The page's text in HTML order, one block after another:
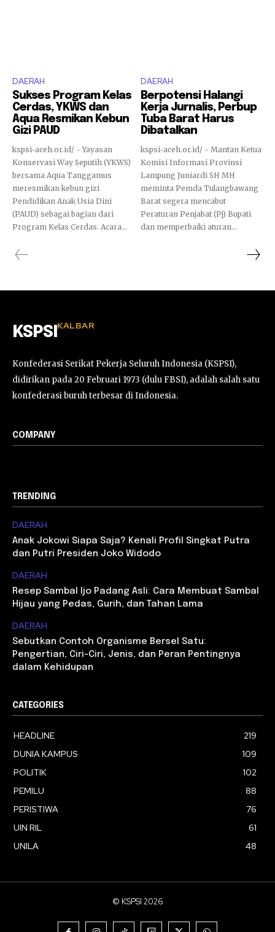
DAERAH
Sukses Program Kelas
Cerdas, YKWS dan
Aqua Resmikan Kebun
Gizi PAUD
kspsi-aceh.or.id/ - Yayasan
Konservasi Way Seputih (YKWS)
bersama Aqua Tanggamus
meresmikan kebun gizi
Pendidikan Anak Usia Dini
(PAUD) sebagai bagian dari
Program Kelas Cerdas. Acara...
DAERAH
Berpotensi Halangi
Kerja Jurnalis, Perbup
Tuba Barat Harus
Dibatalkan
kspsi-aceh.or.id/ - Mantan Ketua
Komisi Informasi Provinsi
Lampung Juniardi SH MH
meminta Pemda Tulangbawang
Barat segera mencabut
Peraturan Penjabat (Pj) Bupati
dan memperbaiki aturan...
KSPSI KALBAR
Konfederasi Serikat Pekerja Seluruh Indonesia (KSPSI),
didirikan pada 20 Februari 1973 (dulu FBSI), adalah salah satu
konfederasi buruh terbesar di Indonesia.
COMPANY
TRENDING
DAERAH
Anak Jokowi Siapa Saja? Kenali Profil Singkat Putra
dan Putri Presiden Joko Widodo
DAERAH
Resep Sambal Ijo Padang Asli: Cara Membuat Sambal
Hijau yang Pedas, Gurih, dan Tahan Lama
DAERAH
Sebutkan Contoh Organisme Bersel Satu:
Pengertian, Ciri-Ciri, Jenis, dan Peran Pentingnya
dalam Kehidupan
CATEGORIES
HEADLINE
219
DUNIA KAMPUS
109
POLITIK
102
PEMILU
88
PERISTIWA
76
UIN RIL
61
UNILA
48
© KSPSI 2026